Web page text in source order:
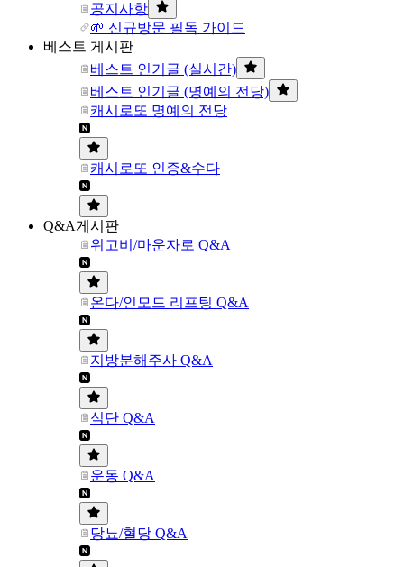
공지사항
🌱 신규방문 필독 가이드
베스트 게시판
베스트 인기글 (실시간)
베스트 인기글 (명예의 전당)
캐시로또 명예의 전당
캐시로또 인증&수다
Q&A게시판
위고비/마운자로 Q&A
온다/인모드 리프팅 Q&A
지방분해주사 Q&A
식단 Q&A
운동 Q&A
당뇨/혈당 Q&A